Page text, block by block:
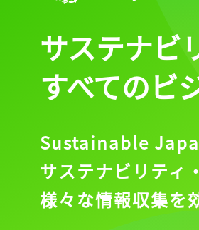
サステナビ
すべてのビ
Sustainable
サステナビリティ
様々な情報収集を